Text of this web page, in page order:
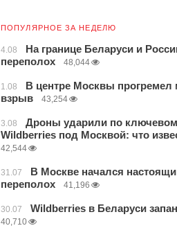
ПОПУЛЯРНОЕ ЗА НЕДЕЛЮ
4.08
На границе Беларуси и
переполох
48,044
1.08
В центре Москвы
взрыв
43,254
3.08
Дроны ударили по
Wildberries под Москвой: что
42,544
31.07
В Москве начался
переполох
41,196
30.07 Wildberries в Беларуси
40,710